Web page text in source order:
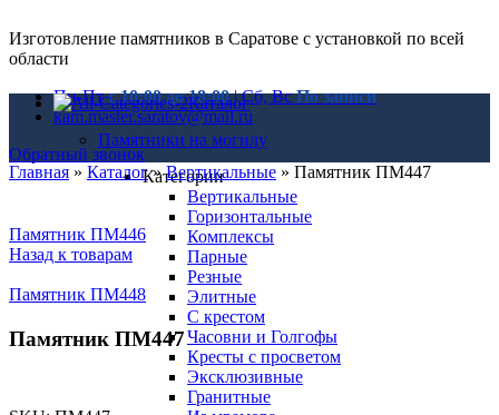
Изготовление памятников в Саратове с установкой по всей
области
Пн-Птс 10:00 до 18:00| Сб, ВсПо записи
kam.master.saratov@mail.ru
Обратный звонок
Каталог
Памятники на могилу
Категории
Вертикальные
Горизонтальные
Комплексы
Парные
Резные
Элитные
С крестом
Часовни и Голгофы
Кресты с просветом
Эксклюзивные
Гранитные
Главная » Каталог»Вертикальные » Памятник ПМ447
Памятник ПМ446
Назад к товарам
Памятник ПМ448
Памятник ПМ447